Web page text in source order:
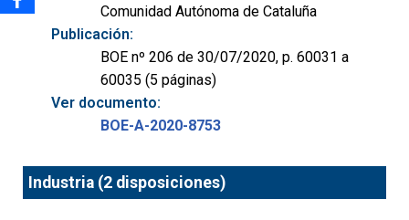
Comunidad Autónoma de Cataluña
Publicación:
BOE nº 206 de 30/07/2020, p. 60031 a
60035 (5 páginas)
Ver documento:
BOE-A-2020-8753
Industria (2 disposiciones)